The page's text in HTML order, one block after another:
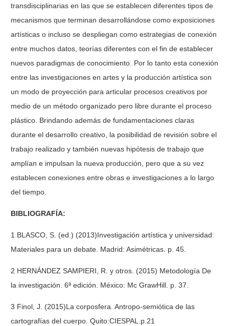
transdisciplinarias en las que se establecen diferentes tipos de
mecanismos que terminan desarrollándose como exposiciones
artísticas o incluso se despliegan como estrategias de conexión
entre muchos datos, teorías diferentes con el fin de establecer
nuevos paradigmas de conocimiento. Por lo tanto esta conexión
entre las investigaciones en artes y la producción artística son
un modo de proyección para articular procesos creativos por
medio de un método organizado pero libre durante el proceso
plástico. Brindando además de fundamentaciones claras
durante el desarrollo creativo, la posibilidad de revisión sobre el
trabajo realizado y también nuevas hipótesis de trabajo que
amplían e impulsan la nueva producción, pero que a su vez
establecen conexiones entre obras e investigaciones a lo largo
del tiempo.
BIBLIOGRAFÍA:
1 BLASCO, S. (ed.) (2013)Investigación artística y universidad:
Materiales para un debate. Madrid: Asimétricas. p. 45.
2 HERNÁNDEZ SAMPIERI, R. y otros. (2015) Metodología De
la investigación. 6ª edición. México: Mc GrawHill. p. 37.
3 Finol, J. (2015)La corposfera. Antropo-semiótica de las
cartografías del cuerpo. Quito:CIESPAL.p.21